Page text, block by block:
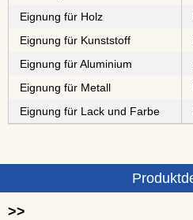
Eignung für Holz
Eignung für Kunststoff
Eignung für Aluminium
Eignung für Metall
Eignung für Lack und Farbe
>>